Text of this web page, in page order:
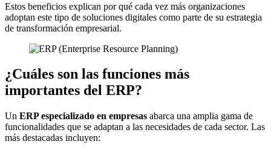
Estos beneficios explican por qué cada vez más organizaciones
adoptan este tipo de soluciones digitales como parte de su estrategia
de transformación empresarial.
¿Cuáles son las funciones más
importantes del ERP?
Un ERP especializado en empresas abarca una amplia gama de
funcionalidades que se adaptan a las necesidades de cada sector. Las
más destacadas incluyen: